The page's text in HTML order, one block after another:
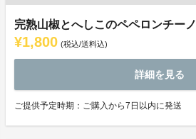
完熟山椒とへしこのペペロンチーノ
¥1,800 (税込/送料込)
詳細を見る
ご提供予定時期：ご購入から7日以内に発送